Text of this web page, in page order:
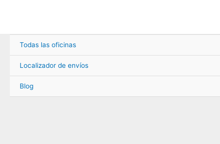
Todas las oficinas
Localizador de envíos
Blog